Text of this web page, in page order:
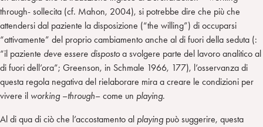
through- sollecita (cf. Mahon, 2004), si potrebbe dire che più che
attendersi dal paziente la disposizione (“the willing”) di occuparsi
“attivamente” del proprio cambiamento anche al di fuori della seduta (:
“il paziente deve essere dispostoa svolgere parte del lavoro analitico al
di fuori dell’ora”; Greenson, in Schmale 1966, 177), l’osservanza di
questa regola negativa del rielaborare mira a creare le condizioni per
vivere il working –through– come un playing.
Al di qua di ciò che l’accostamento al playing può suggerire, questa